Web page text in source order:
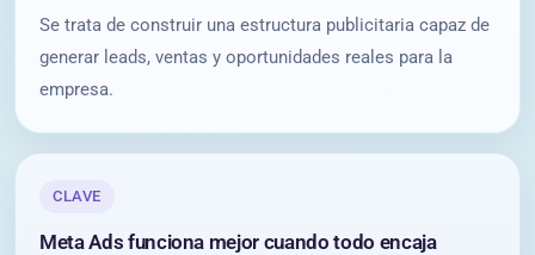
Se trata de construir una estructura publicitaria capaz de
generar leads, ventas y oportunidades reales para la
empresa.
CLAVE
Meta Ads funciona mejor cuando todo encaja